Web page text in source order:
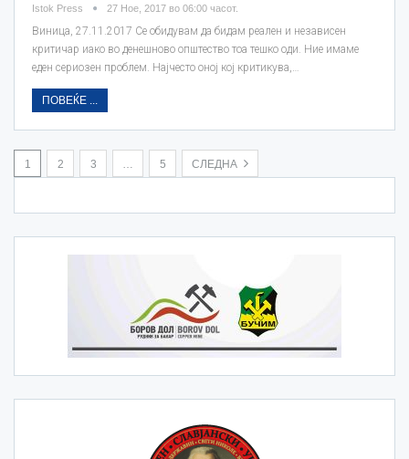
Istok Press 27 Ное, 2017 во 06:00 часот.
Виница, 27.11.2017 Се обидувам да бидам реален и независен
критичар иако во денешново општество тоа тешко оди. Ние имаме
еден сериозен проблем. Најчесто оној кој критикува,…
ПОВЕЌЕ ...
1 2 3 … 5 СЛЕДНА